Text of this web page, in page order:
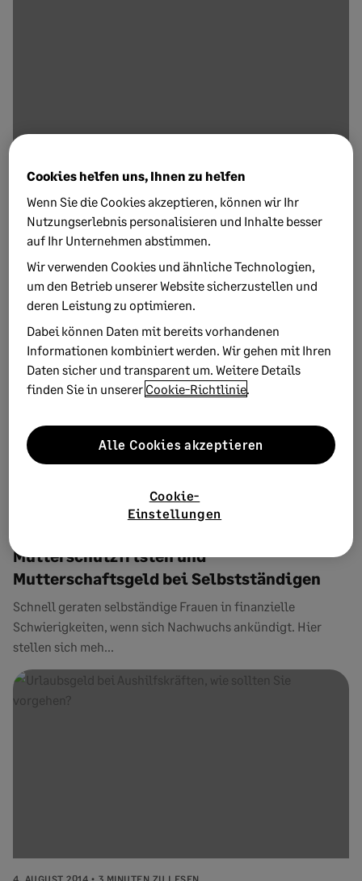
Nichts tun wird teuer! Alle Infos zum
Thema Mindestlohn 2015
Der Mindestlohn ist derzeit ein großes Thema bei
Personalverantwortlichen. Autor ist dieses Mal
Rechtsanwalt Dr. Schlegel.
Mutterschutzfristen und
Mutterschaftsgeld bei Selbstständigen
Schnell geraten selbständige Frauen in finanzielle
Schwierigkeiten, wenn sich Nachwuchs ankündigt. Hier
stellen sich meh...
Cookies helfen uns, Ihnen zu helfen
Wenn Sie die Cookies akzeptieren, können wir Ihr
Nutzungserlebnis personalisieren und Inhalte besser
auf Ihr Unternehmen abstimmen.
Wir verwenden Cookies und ähnliche Technologien,
um den Betrieb unserer Website sicherzustellen und
deren Leistung zu optimieren.
Dabei können Daten mit bereits vorhandenen
Informationen kombiniert werden. Wir gehen mit Ihren
Daten sicher und transparent um. Weitere Details
finden Sie in unserer Cookie-Richtlinie
Cookie-
Einstellungen
Alle Cookies akzeptieren